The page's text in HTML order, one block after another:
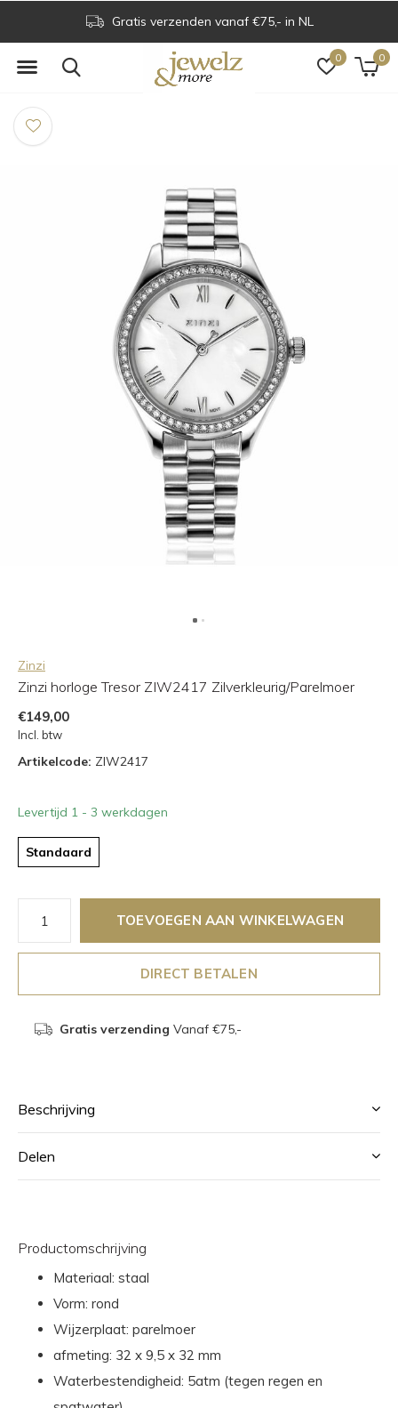
0 0
Gratis verzenden vanaf €75,- in NL
Zinzi
Zinzi horloge Tresor ZIW2417 Zilverkleurig/Parelmoer
€149,00
Incl. btw
Artikelcode: ZIW2417
Levertijd 1 - 3 werkdagen
Standaard
TOEVOEGEN AAN WINKELWAGEN
DIRECT BETALEN
Gratis verzending Vanaf €75,-
Beschrijving
Delen
Productomschrijving
Materiaal: staal
Vorm: rond
Wijzerplaat: parelmoer
afmeting: 32 x 9,5 x 32 mm
Waterbestendigheid: 5atm (tegen regen en